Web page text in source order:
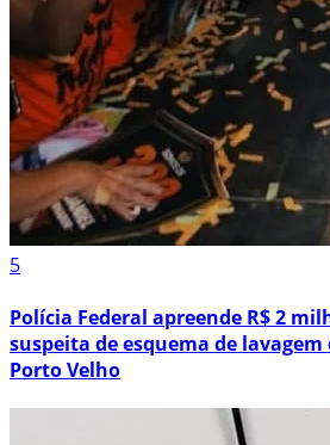
5
Polícia Federal apreende R$ 2
suspeita de esquema de
Porto Velho